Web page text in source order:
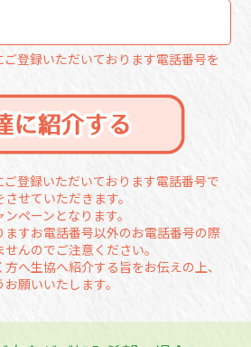
登録いただいております電話番号を
登録いただいております電話番号で
せていただきます。
ペーンとなります。
ますお電話番号以外のお電話番号の際
んのでご注意ください。
へ生協へ紹介する旨をお伝えの上、
願いいたします。